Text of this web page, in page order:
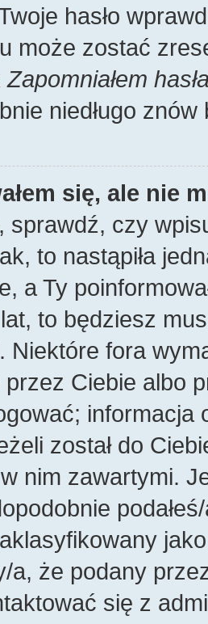
hasło
może zostać
Zapomniałem
niedługo
się, ale nie
sprawdź, czy
to nastąpiła
a Ty
to będziesz
Niektóre fora
Ciebie albo
został do
nim zawartymi.
a, że podany
się z